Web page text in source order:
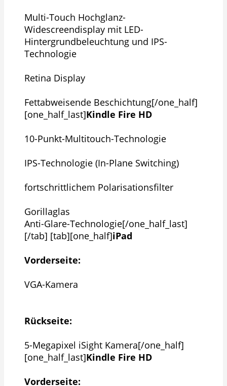
Multi-Touch Hochglanz-
Widescreendisplay mit LED-
Hintergrundbeleuchtung und IPS-
Technologie
Retina Display
Fettabweisende Beschichtung[/one_half]
[one_half_last]Kindle Fire HD
10-Punkt-Multitouch-Technologie
IPS-Technologie (In-Plane Switching)
fortschrittlichem Polarisationsfilter
Gorillaglas
Anti-Glare-Technologie[/one_half_last]
[/tab] [tab][one_half]iPad
Vorderseite:
VGA-Kamera
Rückseite:
5-Megapixel iSight Kamera[/one_half]
[one_half_last]Kindle Fire HD
Vorderseite: